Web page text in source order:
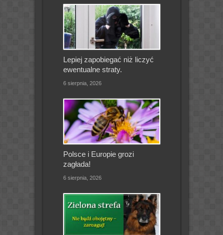
Lepiej zapobiegać niż liczyć
ewentualne straty.
6 sierpnia, 2026
Polsce i Europie grozi
zagłada!
6 sierpnia, 2026